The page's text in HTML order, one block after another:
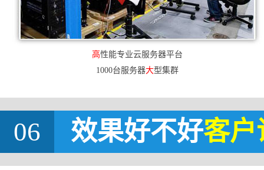
高性能专业云服务器平台
1000台服务器大型集群
06 效果好不好客户